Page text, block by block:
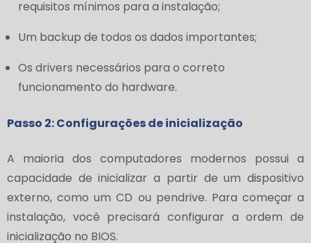
requisitos mínimos para a instalação;
Um backup de todos os dados importantes;
Os drivers necessários para o correto
funcionamento do hardware.
Passo 2: Configurações de inicialização
A maioria dos computadores modernos possui a
capacidade de inicializar a partir de um dispositivo
externo, como um CD ou pendrive. Para começar a
instalação, você precisará configurar a ordem de
inicialização no BIOS.